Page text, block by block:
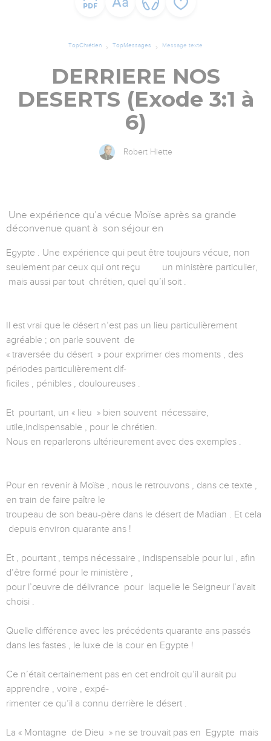
TopChrétien TopMessages Message texte
DERRIERE NOS
DESERTS (Exode 3:1 à
6)
Robert Hiette
Une expérience qu’a vécue Moïse après sa grande
déconvenue quant à son séjour en
Egypte . Une expérience qui peut être toujours vécue, non
seulement par ceux qui ont reçu un ministère particulier,
mais aussi par tout chrétien, quel qu’il soit .
Il est vrai que le désert n’est pas un lieu particulièrement
agréable ; on parle souvent de
« traversée du désert » pour exprimer des moments , des
périodes particulièrement dif-
ficiles , pénibles , douloureuses .
Et pourtant, un « lieu » bien souvent nécessaire,
utile,indispensable , pour le chrétien.
Nous en reparlerons ultérieurement avec des exemples .
Pour en revenir à Moïse , nous le retrouvons , dans ce texte ,
en train de faire paître le
troupeau de son beau-père dans le désert de Madian . Et cela
depuis environ quarante ans !
Et , pourtant , temps nécessaire , indispensable pour lui , afin
d’être formé pour le ministère ,
pour l’œuvre de délivrance pour laquelle le Seigneur l’avait
choisi .
Quelle différence avec les précédents quarante ans passés
dans les fastes , le luxe de la cour en Egypte !
Ce n’était certainement pas en cet endroit qu’il aurait pu
apprendre , voire , expé-
rimenter ce qu’il a connu derrière le désert .
La « Montagne de Dieu » ne se trouvait pas en Egypte mais